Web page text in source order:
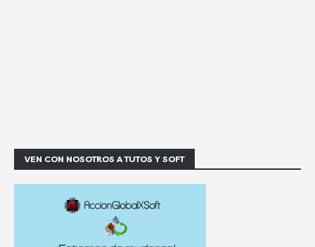
VEN CON NOSOTROS A TUTOS Y SOFT